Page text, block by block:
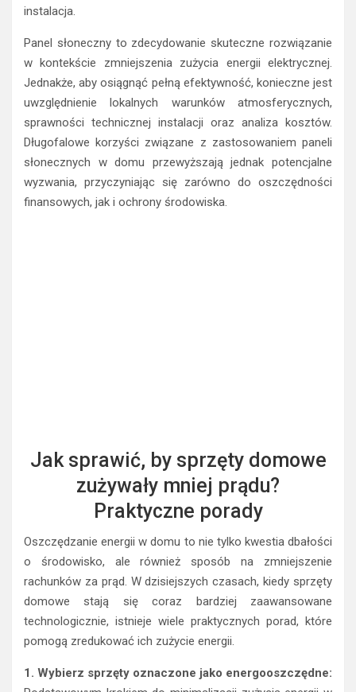
instalacja.
Panel słoneczny to zdecydowanie skuteczne rozwiązanie
w kontekście zmniejszenia zużycia energii elektrycznej.
Jednakże, aby osiągnąć pełną efektywność, konieczne jest
uwzględnienie lokalnych warunków atmosferycznych,
sprawności technicznej instalacji oraz analiza kosztów.
Długofalowe korzyści związane z zastosowaniem paneli
słonecznych w domu przewyższają jednak potencjalne
wyzwania, przyczyniając się zarówno do oszczędności
finansowych, jak i ochrony środowiska.
Jak sprawić, by sprzęty domowe
zużywały mniej prądu?
Praktyczne porady
Oszczędzanie energii w domu to nie tylko kwestia dbałości
o środowisko, ale również sposób na zmniejszenie
rachunków za prąd. W dzisiejszych czasach, kiedy sprzęty
domowe stają się coraz bardziej zaawansowane
technologicznie, istnieje wiele praktycznych porad, które
pomogą zredukować ich zużycie energii.
1. Wybierz sprzęty oznaczone jako energooszczędne: